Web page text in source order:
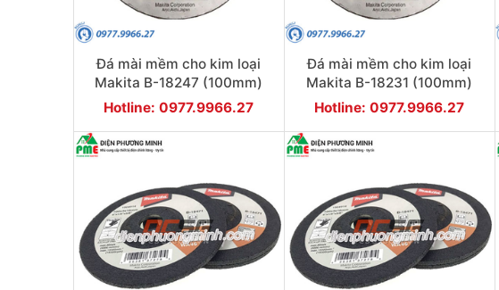
Đá mài mềm cho kim loại
Makita B-18247 (100mm)
Hotline: 0977.9966.27
Đá mài mềm cho kim loại
Makita B-18231 (100mm)
Hotline: 0977.9966.27